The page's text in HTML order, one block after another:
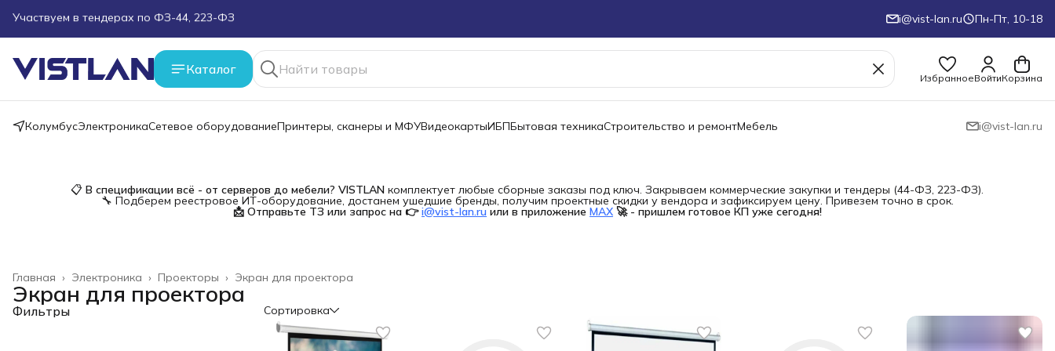
Поможем подобрать оборудование под ТЗ
Пуско-наладочные работы
Более 100 000 позиций в наличии и под заказ
i@vist-lan.ru Пн-Пт, 10-18
Каталог
ИзбранноеВойтиКорзина
КолумбусЭлектроникаСетевое оборудованиеПринтеры, сканеры и МФУВидеокартыИБПБытовая техникаСтроительство и ремонтМебель i@vist-lan.ru
📋В спецификации всё - от серверов до мебели? VISTLAN комплектует любые сборные заказы под ключ. Закрываем коммерческие закупки и тендеры (44-ФЗ, 223-ФЗ).
🔧 Подберем реестровое ИТ-оборудование, достанем ушедшие бренды, получим проектные скидки у вендора и зафиксируем цену. Привезем точно в срок.
📩 Отправьте ТЗ или запрос на 👉 i@vist-lan.ru или в приложение MAX 🚀 - пришлем готовое КП уже сегодня!
Экран для проектора
Проекторы ›
Электроника ›
Главная ›
Экран для проектора
Фильтры Сортировка